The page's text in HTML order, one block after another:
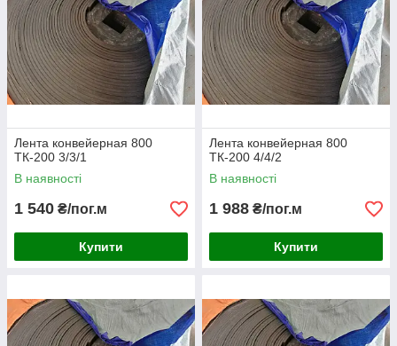
Лента конвейерная 800
ТК-200 3/3/1
В наявності
1 540 ₴/пог.м
Купити
Лента конвейерная 800
ТК-200 4/4/2
В наявності
1 988 ₴/пог.м
Купити